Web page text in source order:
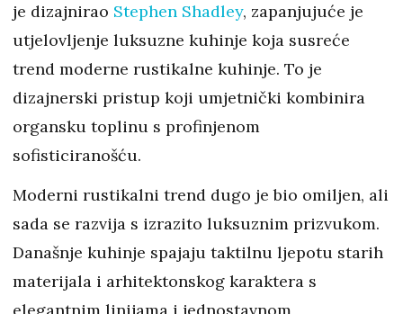
je dizajnirao Stephen Shadley, zapanjujuće je
utjelovljenje luksuzne kuhinje koja susreće
trend moderne rustikalne kuhinje. To je
dizajnerski pristup koji umjetnički kombinira
organsku toplinu s profinjenom
sofisticiranošću.
Moderni rustikalni trend dugo je bio omiljen, ali
sada se razvija s izrazito luksuznim prizvukom.
Današnje kuhinje spajaju taktilnu ljepotu starih
materijala i arhitektonskog karaktera s